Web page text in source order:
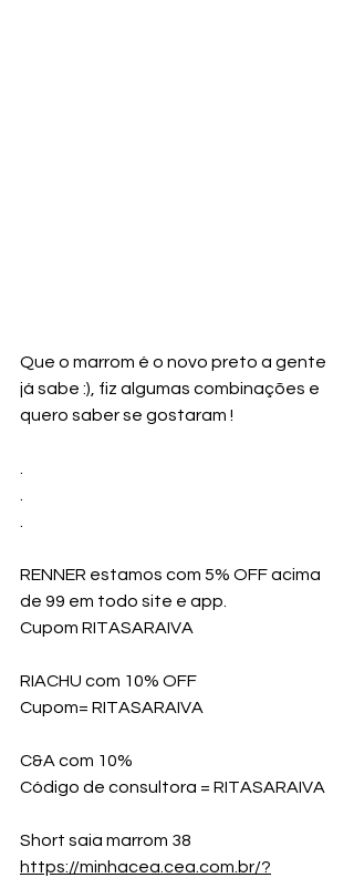
Que o marrom é o novo preto a gente
já sabe :), fiz algumas combinações e
quero saber se gostaram !
RENNER estamos com 5% OFF acima
de 99 em todo site e app.
Cupom RITASARAIVA
RIACHU com 10% OFF
Cupom= RITASARAIVA
C&A com 10%
Código de consultora = RITASARAIVA
Short saia marrom 38
https://minhacea.cea.com.br/?